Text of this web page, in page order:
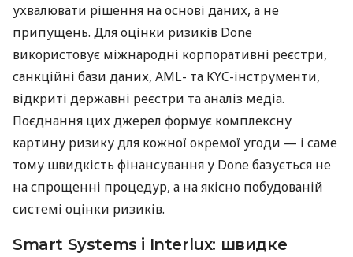
ухвалювати рішення на основі даних, а не
припущень. Для оцінки ризиків Done
використовує міжнародні корпоративні реєстри,
санкційні бази даних, AML- та KYC-інструменти,
відкриті державні реєстри та аналіз медіа.
Поєднання цих джерел формує комплексну
картину ризику для кожної окремої угоди — і саме
тому швидкість фінансування у Done базується не
на спрощенні процедур, а на якісно побудованій
системі оцінки ризиків.
Smart Systems і Interlux: швидке